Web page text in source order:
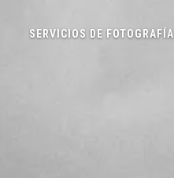
SERVICIOS DE FOTOGRAFÍA